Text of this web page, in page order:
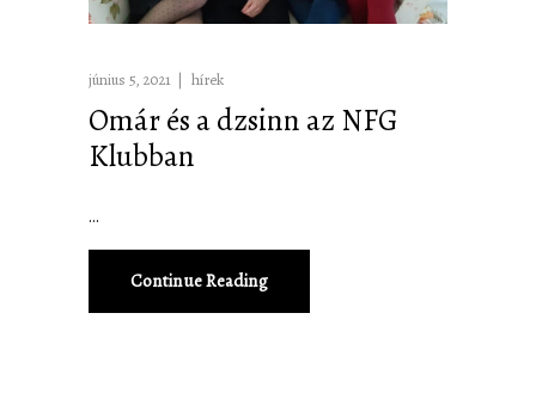
június 5, 2021 hírek
Omár és a dzsinn az NFG
Klubban
Continue Reading